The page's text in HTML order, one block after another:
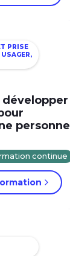
PRISE
personne
continue